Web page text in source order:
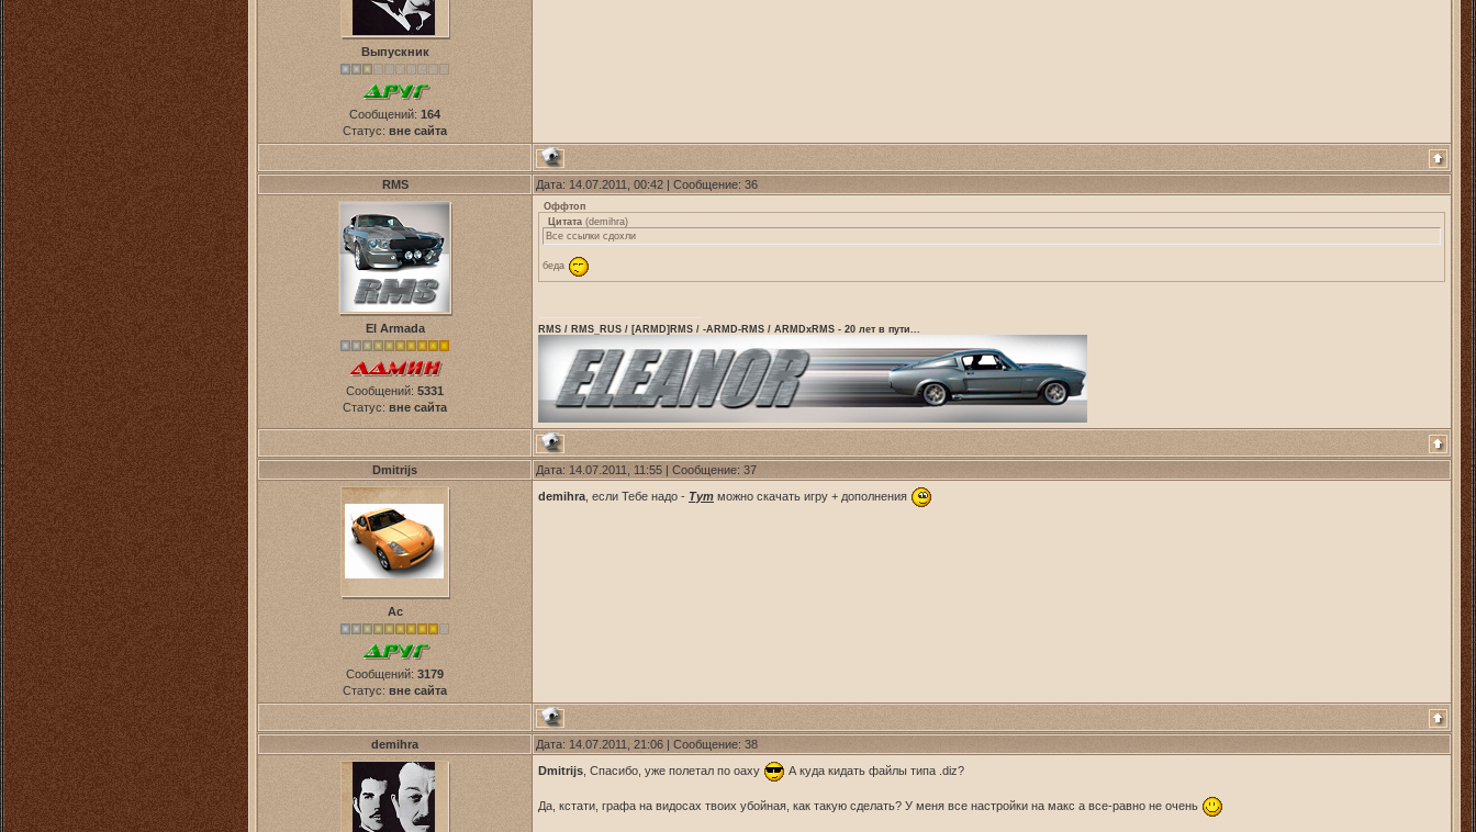
Выпускник
Сообщений: 164
Статус: вне сайта
RMS Дата: 14.07.2011, 00:42 | Сообщение: 36
El Armada
Сообщений: 5331
Статус: вне сайта
Оффтоп
Цитата (demihra)
Все ссылки сдохли
беда
RMS / RMS_RUS / [ARMD]RMS / -ARMD-RMS / ARMDxRMS - 20 лет в пути...
Dmitrijs Дата: 14.07.2011, 11:55 | Сообщение: 37
Ас
Сообщений: 3179
Статус: вне сайта
demihra , если Тебе надо - Тут можно скачать игру + дополнения
demihra Дата: 14.07.2011, 21:06 | Сообщение: 38
Dmitrijs , Спасибо, уже полетал по оаху А куда кидать файлы типа .diz?
Да, кстати, графа на видосах твоих убойная, как такую сделать? У меня все настройки на макс а все-равно не очень